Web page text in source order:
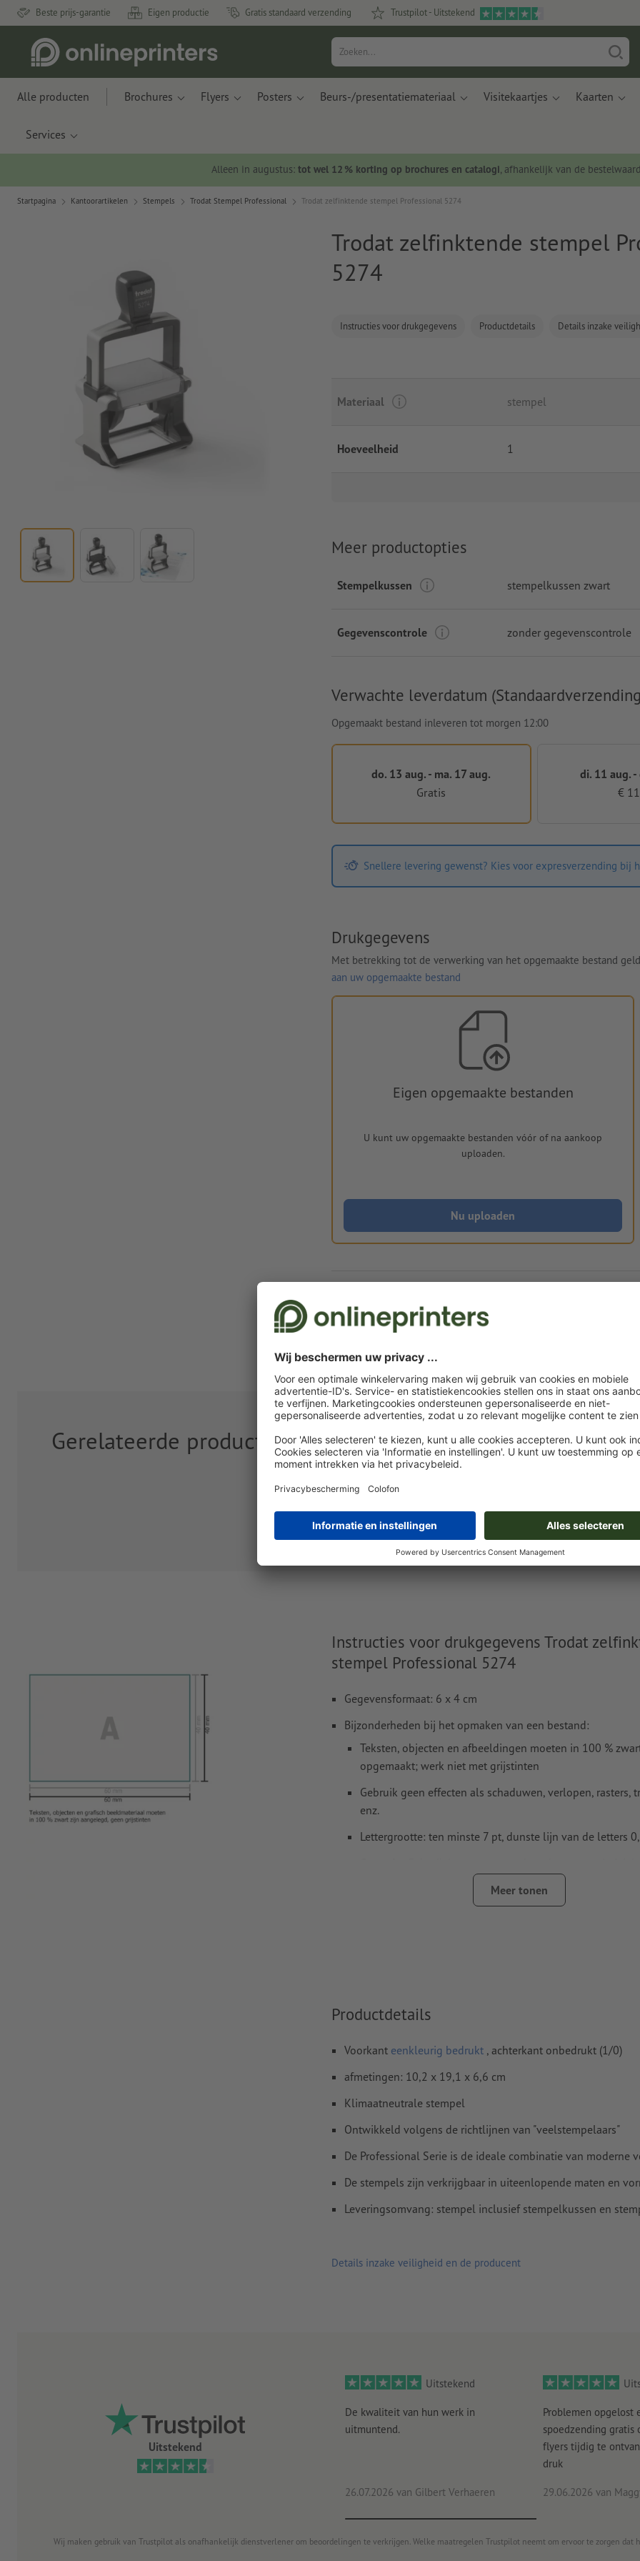
Beste prijs-garantie Eigen productie Gratis standaard verzending Trustpilot - Uitstekend
Alle producten Brochures Flyers Posters Beurs-/presentatiemateriaal Visitekaartjes Kaarten
Services
Alleen in augustus: tot wel 12 % korting op brochures en catalogi, afhankelijk van de
Startpagina Kantoorartikelen Stempels Trodat Stempel Professional Trodat zelfinktende stempel Professional 5274
Trodat zelfinktende stempel
5274
Instructies voor drukgegevens Productdetails Details inzake
Materiaal stempel
Hoeveelheid 1
Meer productopties
Stempelkussen stempelkussen zwart
Gegevenscontrole zonder gegevenscontrole
Verwachte leverdatum
Opgemaakt bestand inleveren tot morgen 12:00
do. 13 aug. - ma. 17 aug.
Gratis
di. 11 aug.
€
Snellere levering gewenst? Kies voor expresverzending bij
Drukgegevens
Met betrekking tot de verwerking van het opgemaakte bestand
aan uw opgemaakte bestand
Eigen opgemaakte bestanden
U kunt uw opgemaakte bestanden vóór of na aankoop
uploaden.
Nu uploaden
do. 13 aug. - ma. 17 aug.
281,6 g
Gerelateerde producten
Trodat zelfinktende stempel
Professional 5274
Trodat Professional 5203
Trodat Professional 5206 Trodat Professional 5215
Instructies voor drukgegevens Trodat
stempel Professional 5274
Gegevensformaat: 6 x 4 cm
Bijzonderheden bij het opmaken van een bestand:
Teksten, objecten en afbeeldingen moeten in 100 %
opgemaakt; werk niet met grijstinten
Gebruik geen effecten als schaduwen, verlopen, rasters,
enz.
Lettergrootte: ten minste 7 pt, dunste lijn van de letters
Helvetica voor een optimale afdruk
Afstand motief tot het eindformaat: minimaal 1 mm
Meer tonen
Productdetails
Voorkant eenkleurig bedrukt , achterkant onbedrukt (1/0)
afmetingen: 10,2 x 19,1 x 6,6 cm
Klimaatneutrale stempel
Ontwikkeld volgens de richtlijnen van "veelstempelaars"
De Professional Serie is de ideale combinatie van moderne
De stempels zijn verkrijgbaar in uiteenlopende maten en
Leveringsomvang: stempel inclusief stempelkussen en
Details inzake veiligheid en de producent
Uitstekend
Uitstekend
De kwaliteit van hun werk in
uitmuntend.
26.07.2026 van Gilbert Verhaeren
Problemen opgelost
spoedzending gratis
flyers tijdig te
druk
29.06.2026 van
Wij maken gebruik van Trustpilot als onafhankelijk dienstverlener om beoordelingen te verkrijgen. Welke maatregelen Trustpilot neemt om ervoor te zorgen dat